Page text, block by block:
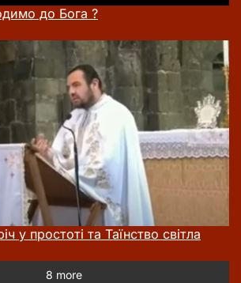
до Бога ?
у простоті та Таїнство світла
8 more